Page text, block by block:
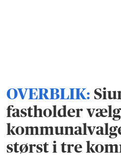
OVERBLIK:
fastholder
størst i tre